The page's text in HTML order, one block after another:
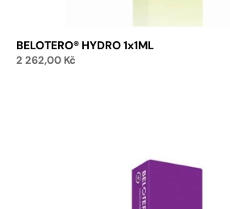
BELOTERO® HYDRO 1x1ML
2 262,00 Kč